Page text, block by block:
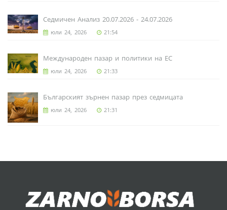
Седмичен Анализ 20.07.2026 - 24.07.2026
юли 24, 2026 21:54
Международен пазар и политики на ЕС
юли 24, 2026 21:33
Българският зърнен пазар през седмицата
юли 24, 2026 21:31